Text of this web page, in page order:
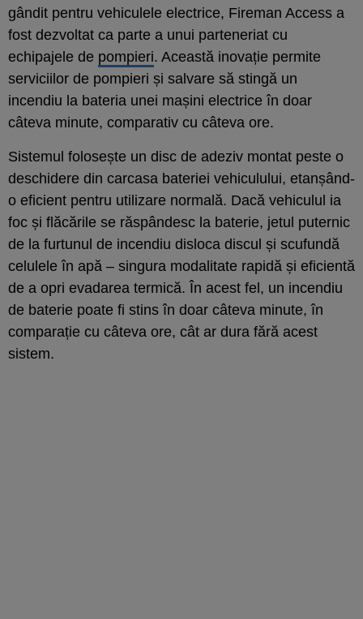
gândit pentru vehiculele electrice, Fireman Access a
fost dezvoltat ca parte a unui parteneriat cu
echipajele de pompieri. Această inovație permite
serviciilor de pompieri și salvare să stingă un
incendiu la bateria unei mașini electrice în doar
câteva minute, comparativ cu câteva ore.
Sistemul folosește un disc de adeziv montat peste o
deschidere din carcasa bateriei vehiculului, etanșând-
o eficient pentru utilizare normală. Dacă vehiculul ia
foc și flăcările se răspândesc la baterie, jetul puternic
de la furtunul de incendiu disloca discul și scufundă
celulele în apă – singura modalitate rapidă și eficientă
de a opri evadarea termică. În acest fel, un incendiu
de baterie poate fi stins în doar câteva minute, în
comparație cu câteva ore, cât ar dura fără acest
sistem.